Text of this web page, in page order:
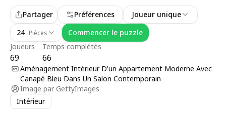
Joueurs
69
Temps complétés
66
Partager Préférences
Joueur unique
24 Pièces Commencer le puzzle
Aménagement Intérieur D'un Appartement Moderne Avec
Canapé Bleu Dans Un Salon Contemporain
Image par GettyImages
Intérieur